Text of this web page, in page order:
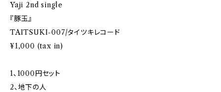
Yaji 2nd single
『豚玉』
TAITSUKI-007/タイツキレコード
¥1,000 (tax in)
1、1000円セット
2、地下の人